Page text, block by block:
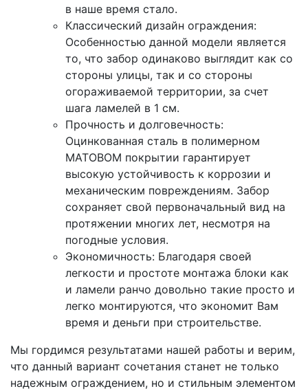
в наше время стало.
Классический дизайн ограждения:
Особенностью данной модели является
то, что забор одинаково выглядит как со
стороны улицы, так и со стороны
огораживаемой территории, за счет
шага ламелей в 1 см.
Прочность и долговечность:
Оцинкованная сталь в полимерном
МАТОВОМ покрытии гарантирует
высокую устойчивость к коррозии и
механическим повреждениям. Забор
сохраняет свой первоначальный вид на
протяжении многих лет, несмотря на
погодные условия.
Экономичность: Благодаря своей
легкости и простоте монтажа блоки как
и ламели ранчо довольно такие просто и
легко монтируются, что экономит Вам
время и деньги при строительстве.
Мы гордимся результатами нашей работы и верим,
что данный вариант сочетания станет не только
надежным ограждением, но и стильным элементом